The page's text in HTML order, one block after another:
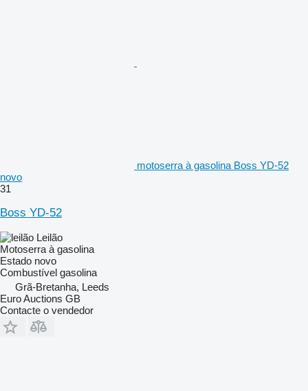
motoserra à gasolina Boss YD-52
novo
31
Boss YD-52
Leilão
Motoserra à gasolina
Estado novo
Combustível gasolina
Grã-Bretanha, Leeds
Euro Auctions GB
Contacte o vendedor